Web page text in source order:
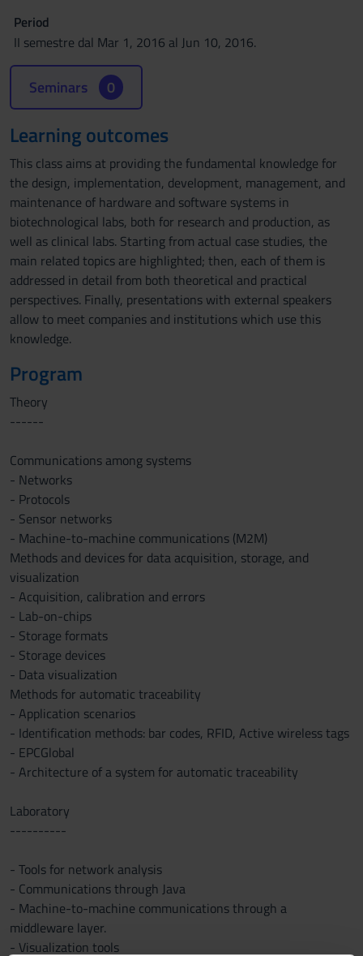
Period
II semestre dal Mar 1, 2016 al Jun 10, 2016.
Seminars 0
Learning outcomes
This class aims at providing the fundamental knowledge for
the design, implementation, development, management, and
maintenance of hardware and software systems in
biotechnological labs, both for research and production, as
well as clinical labs. Starting from actual case studies, the
main related topics are highlighted; then, each of them is
addressed in detail from both theoretical and practical
perspectives. Finally, presentations with external speakers
allow to meet companies and institutions which use this
knowledge.
Program
Theory
------
Communications among systems
- Networks
- Protocols
- Sensor networks
- Machine-to-machine communications (M2M)
Methods and devices for data acquisition, storage, and
visualization
- Acquisition, calibration and errors
- Lab-on-chips
- Storage formats
- Storage devices
- Data visualization
Methods for automatic traceability
- Application scenarios
- Identification methods: bar codes, RFID, Active wireless tags
- EPCGlobal
- Architecture of a system for automatic traceability
Laboratory
----------
- Tools for network analysis
- Communications through Java
- Machine-to-machine communications through a
middleware layer.
- Visualization tools